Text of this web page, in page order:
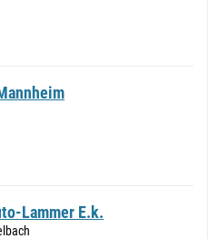
Lammer E.k.